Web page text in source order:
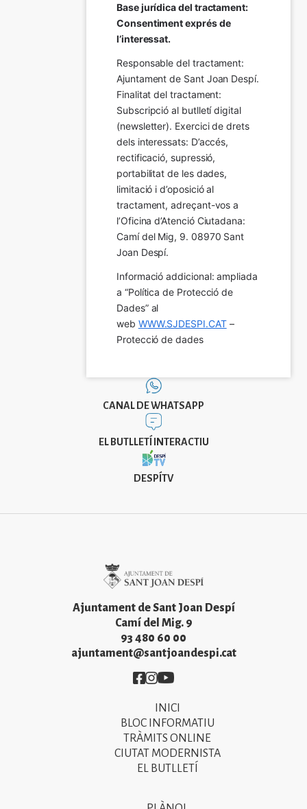
Base jurídica del tractament:
Consentiment exprés de
l’interessat.
Responsable del tractament:
Ajuntament de Sant Joan Despí.
Finalitat del tractament:
Subscripció al butlletí digital
(newsletter). Exercici de drets
dels interessats: D’accés,
rectificació, supressió,
portabilitat de les dades,
limitació i d’oposició al
tractament, adreçant-vos a
l’Oficina d’Atenció Ciutadana:
Camí del Mig, 9. 08970 Sant
Joan Despí.
Informació addicional: ampliada
a “Política de Protecció de
Dades” al
web WWW.SJDESPI.CAT –
Protecció de dades
CANAL DE WHATSAPP
EL BUTLLETÍ INTERACTIU
DESPÍTV
Ajuntament de Sant Joan Despí
Camí del Mig. 9
93 480 60 00
ajuntament@santjoandespi.cat
Imatge
Imatge
Imatge
INICI
BLOC INFORMATIU
TRÀMITS ONLINE
CIUTAT MODERNISTA
EL BUTLLETÍ